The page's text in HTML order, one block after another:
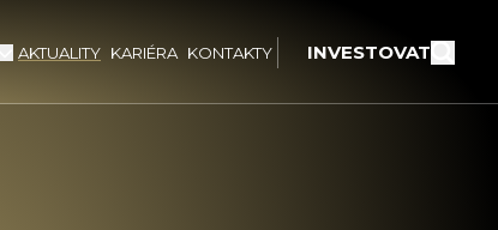
AKTUALITY KARIÉRA KONTAKTY INVESTOVAT